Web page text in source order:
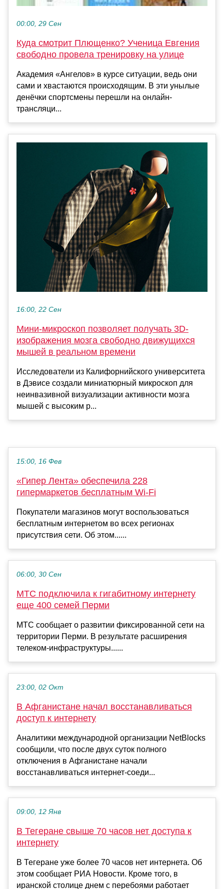
00:00, 29 Сен
Куда смотрит Плющенко? Ученица Евгения
свободно провела тренировку на улице
Академия «Ангелов» в курсе ситуации, ведь они
сами и хвастаются происходящим. В эти унылые
денёчки спортсмены перешли на онлайн-
трансляци...
16:00, 22 Сен
Мини-микроскоп позволяет получать 3D-
изображения мозга свободно движущихся
мышей в реальном времени
Исследователи из Калифорнийского университета
в Дэвисе создали миниатюрный микроскоп для
неинвазивной визуализации активности мозга
мышей с высоким р...
15:00, 16 Фев
«Гипер Лента» обеспечила 228
гипермаркетов бесплатным Wi-Fi
Покупатели магазинов могут воспользоваться
бесплатным интернетом во всех регионах
присутствия сети. Об этом......
06:00, 30 Сен
МТС подключила к гигабитному интернету
еще 400 семей Перми
МТС сообщает о развитии фиксированной сети на
территории Перми. В результате расширения
телеком-инфраструктуры......
23:00, 02 Окт
В Афганистане начал восстанавливаться
доступ к интернету
Аналитики международной организации NetBlocks
сообщили, что после двух суток полного
отключения в Афганистане начали
восстанавливаться интернет-соеди...
09:00, 12 Янв
В Тегеране свыше 70 часов нет доступа к
интернету
В Тегеране уже более 70 часов нет интернета. Об
этом сообщает РИА Новости. Кроме того, в
иранской столице днем с перебоями работает